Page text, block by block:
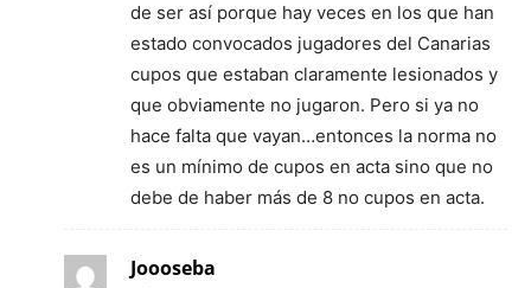
de ser así porque hay veces en los que han
estado convocados jugadores del Canarias
cupos que estaban claramente lesionados y
que obviamente no jugaron. Pero si ya no
hace falta que vayan…entonces la norma no
es un mínimo de cupos en acta sino que no
debe de haber más de 8 no cupos en acta.
Joooseba